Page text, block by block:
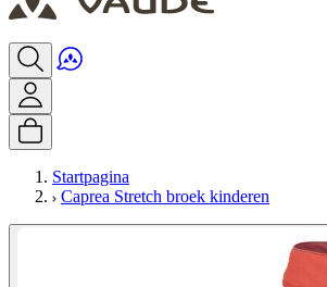
Startpagina
Caprea Stretch broek kinderen